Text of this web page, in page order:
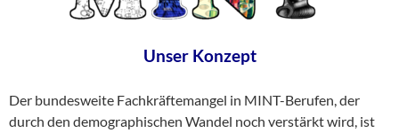
Unser Konzept
Der bundesweite Fachkräftemangel in MINT-Berufen, der
durch den demographischen Wandel noch verstärkt wird, ist